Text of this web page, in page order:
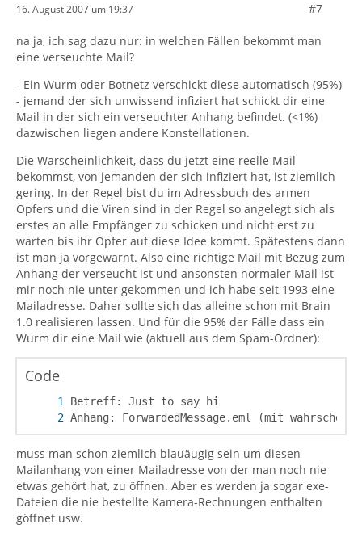
16. August 2007 um 19:37 #7
na ja, ich sag dazu nur: in welchen Fällen bekommt man
eine verseuchte Mail?
- Ein Wurm oder Botnetz verschickt diese automatisch (95%)
- jemand der sich unwissend infiziert hat schickt dir eine
Mail in der sich ein verseuchter Anhang befindet. (<1%)
dazwischen liegen andere Konstellationen.
Die Warscheinlichkeit, dass du jetzt eine reelle Mail
bekommst, von jemanden der sich infiziert hat, ist ziemlich
gering. In der Regel bist du im Adressbuch des armen
Opfers und die Viren sind in der Regel so angelegt sich als
erstes an alle Empfänger zu schicken und nicht erst zu
warten bis ihr Opfer auf diese Idee kommt. Spätestens dann
ist man ja vorgewarnt. Also eine richtige Mail mit Bezug zum
Anhang der verseucht ist und ansonsten normaler Mail ist
mir noch nie unter gekommen und ich habe seit 1993 eine
Mailadresse. Daher sollte sich das alleine schon mit Brain
1.0 realisieren lassen. Und für die 95% der Fälle dass ein
Wurm dir eine Mail wie (aktuell aus dem Spam-Ordner):
Code
Anhang: ForwardedMessage.eml (mit
muss man schon ziemlich blauäugig sein um diesen
Mailanhang von einer Mailadresse von der man noch nie
etwas gehört hat, zu öffnen. Aber es werden ja sogar exe-
Dateien die nie bestellte Kamera-Rechnungen enthalten
göffnet usw.